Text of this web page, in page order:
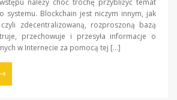
należy choć trochę przybliżyć temat
systemu. Blockchain jest niczym innym, jak
zdecentralizowaną, rozproszoną bazą
przechowuje i przesyła informacje o
w Internecie za pomocą tej […]